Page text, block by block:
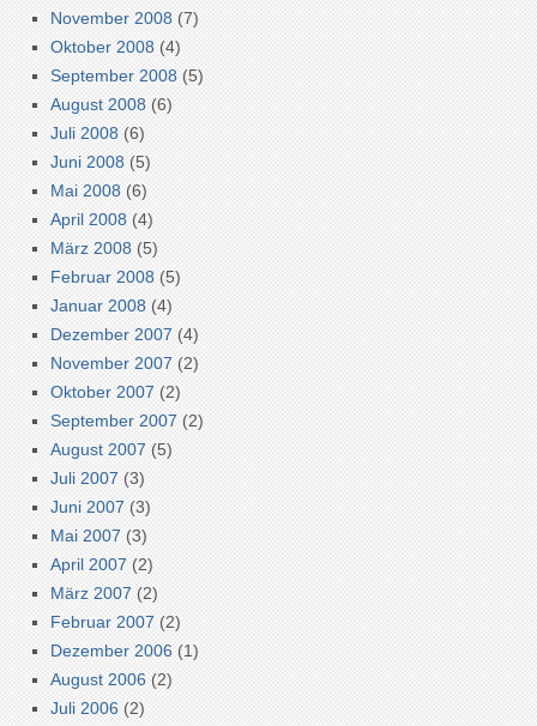
November 2008 (7)
Oktober 2008 (4)
September 2008 (5)
August 2008 (6)
Juli 2008 (6)
Juni 2008 (5)
Mai 2008 (6)
April 2008 (4)
März 2008 (5)
Februar 2008 (5)
Januar 2008 (4)
Dezember 2007 (4)
November 2007 (2)
Oktober 2007 (2)
September 2007 (2)
August 2007 (5)
Juli 2007 (3)
Juni 2007 (3)
Mai 2007 (3)
April 2007 (2)
März 2007 (2)
Februar 2007 (2)
Dezember 2006 (1)
August 2006 (2)
Juli 2006 (2)